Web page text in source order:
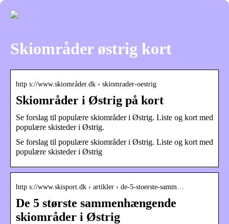
Skiområder østrig kort
http s://www.skiområder.dk › skiomrader-oestrig
Skiområder i Østrig på kort
Se forslag til populære skiområder i Østrig. Liste og kort med
populære skisteder i Østrig.
Se forslag til populære skiområder i Østrig. Liste og kort med
populære skisteder i Østrig
http s://www.skisport.dk › artikler › de-5-stoerste-samm…
De 5 største sammenhængende
skiområder i Østrig